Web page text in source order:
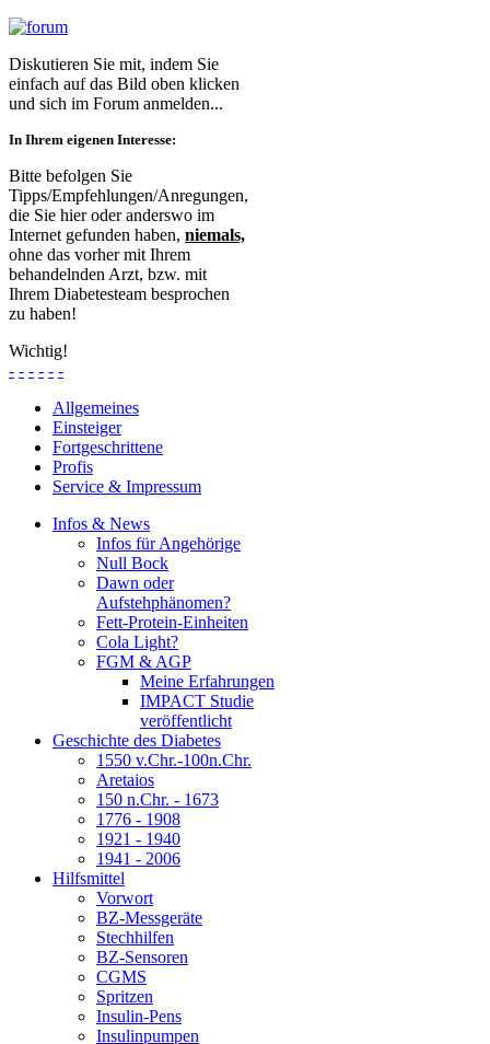
Diskutieren Sie mit, indem Sie
einfach auf das Bild oben klicken
und sich im Forum anmelden...
In Ihrem eigenen Interesse:
Bitte befolgen Sie
Tipps/Empfehlungen/Anregungen,
die Sie hier oder anderswo im
Internet gefunden haben, niemals,
ohne das vorher mit Ihrem
behandelnden Arzt, bzw. mit
Ihrem Diabetesteam besprochen
zu haben!
Wichtig!
- - - - - -
Allgemeines
Einsteiger
Fortgeschrittene
Profis
Service & Impressum
Infos & News
Infos für Angehörige
Null Bock
Dawn oder
Aufstehphänomen?
Fett-Protein-Einheiten
Cola Light?
FGM & AGP
Meine Erfahrungen
IMPACT Studie
veröffentlicht
Geschichte des Diabetes
1550 v.Chr.-100n.Chr.
Aretaios
150 n.Chr. - 1673
1776 - 1908
1921 - 1940
1941 - 2006
Hilfsmittel
Vorwort
BZ-Messgeräte
Stechhilfen
BZ-Sensoren
CGMS
Spritzen
Insulin-Pens
Insulinpumpen